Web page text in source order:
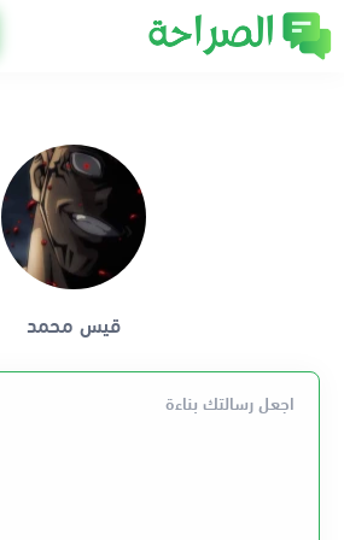
قيس محمد